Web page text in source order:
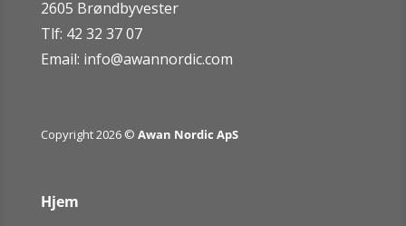
2605 Brøndbyvester
Tlf: 42 32 37 07
Email: info@awannordic.com
Copyright 2026 © Awan Nordic ApS
Hjem